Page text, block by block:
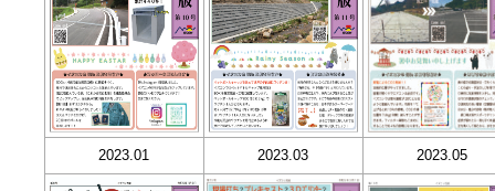
2023.01 2023.03 2023.05